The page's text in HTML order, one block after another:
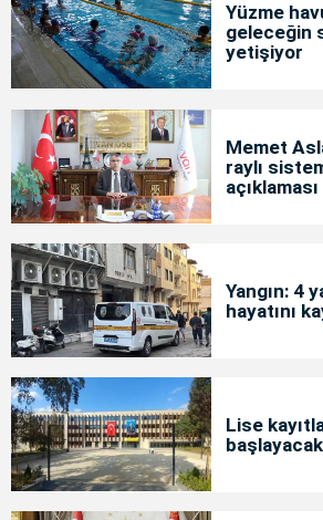
Yüzme
geleceğin
yetişiyor
Memet
raylı
açıklaması
Yangın: 4
hayatını
Lise